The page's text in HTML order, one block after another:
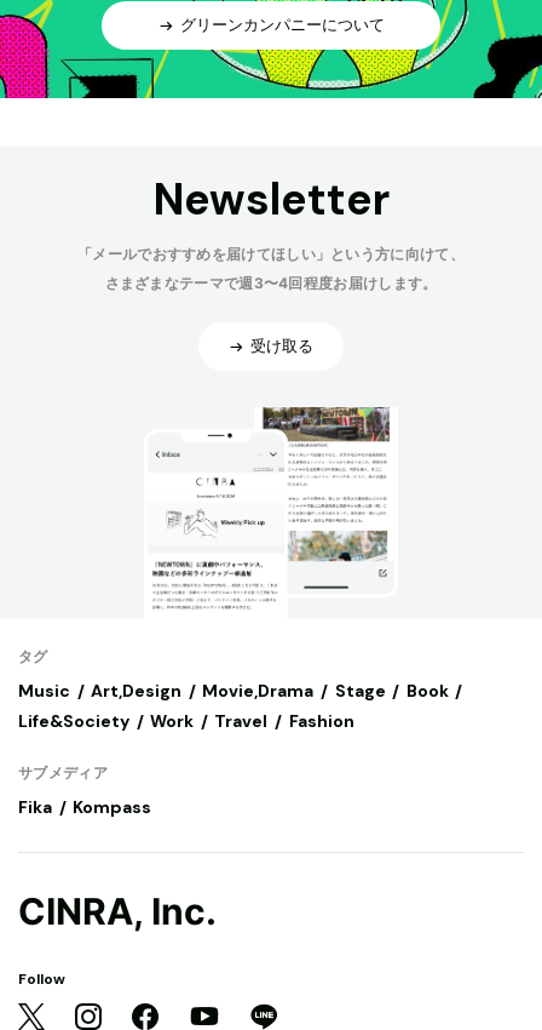
グリーンカンパニーについて
Newsletter
「メールでおすすめを届けてほしい」という方に向けて、
さまざまなテーマで週3〜4回程度お届けします。
受け取る
タグ
Music Art,Design Movie,Drama Stage
Book
Life&Society
Work Travel Fashion
サブメディア
Fika Kompass
CINRA, Inc.
Follow